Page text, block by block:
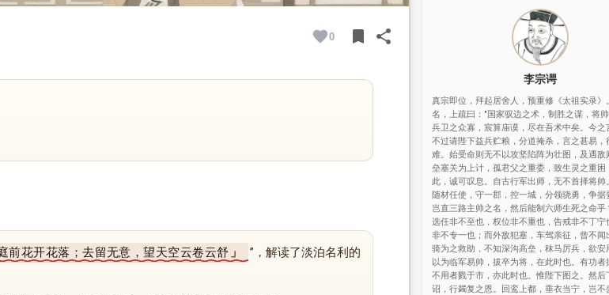
0 bookmarkBOOKMARK
shareSHARE
前花开花落；去留无意，望天空云卷云舒
”，解读了淡泊名利的
李宗谔
真宗即位，拜起居舍人，预重修《太祖实录》
名，上疏曰："国家驭边之术，制胜之谋，将
兵卫之众寡，宸算庙谟，尽在吾术中矣。今之
不过请陛下益兵贮粮，分道掩杀，言之甚易，
难。始受命则无不以攻坚陷阵为壮图，及遇敌
垒塞关为上计，孤君父之重委，致生灵之重困
此，诚可叹息。自古行军出师，无不首择将帅
随材任使，守一郡，控一城，分领骁勇，争据
岂直三路主帅之名，然后能制六师生死之命乎
选任非不至也，权位非不重也，告戒非不丁宁
非不专一也；而外敌犯塞，车驾亲征，曾不闻
骑为之救助，不知深沟高垒，秣马厉兵，欲安
以为临军易帅，拔卒为将，在此时也。有功者
不用者戮于市，亦此时也。惟陛下图之。然后
诏，行蠲复之恩。回鸾上都，垂衣当宁，岂不